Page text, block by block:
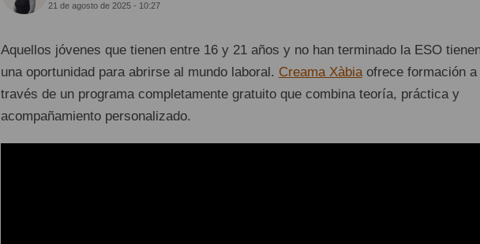
21 de agosto de 2025 - 10:27
Aquellos jóvenes que tienen entre 16 y 21 años y no han terminado la ESO
una oportunidad para abrirse al mundo laboral. Creama Xàbiaofrece formación a
través de un programa completamente gratuito que combina teoría, práctica y
acompañamiento personalizado.